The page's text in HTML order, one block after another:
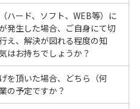
ハード、ソフト、WEB等）に
発生した場合、ご自身にて切
え、解決が図れる程度の知
はお持ちでしょうか？
を頂いた場合、どちら（何
の予定ですか？